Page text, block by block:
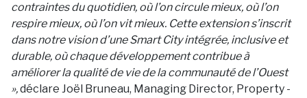
contraintes du quotidien, où l’on circule mieux, où l’on
respire mieux, où l’on vit mieux. Cette extension s’inscrit
dans notre vision d’une Smart City intégrée, inclusive et
durable, où chaque développement contribue à
améliorer la qualité de vie de la communauté de l’Ouest
»,déclare Joël Bruneau, Managing Director, Property -